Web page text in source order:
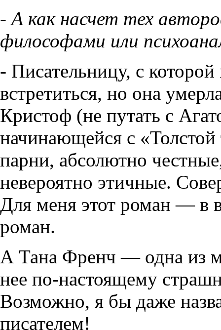
- А как насчет тех
философами или
- Писательницу, с
встретиться, но она
Кристоф (не путать с
начинающейся с
парни, абсолютно
невероятно этичные.
Для меня этот роман — в
роман.
А Тана Френч — одна из
нее по-настоящему
Возможно, я бы даже
писателем!